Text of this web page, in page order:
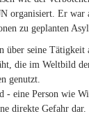
organisiert. Er war
zu geplanten
über seine
die im Weltbild
genutzt.
eine Person wie
direkte Gefahr dar.